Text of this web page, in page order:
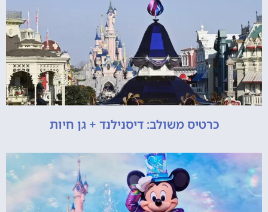
כרטיס משולב: דיסנילנד + גן חיות